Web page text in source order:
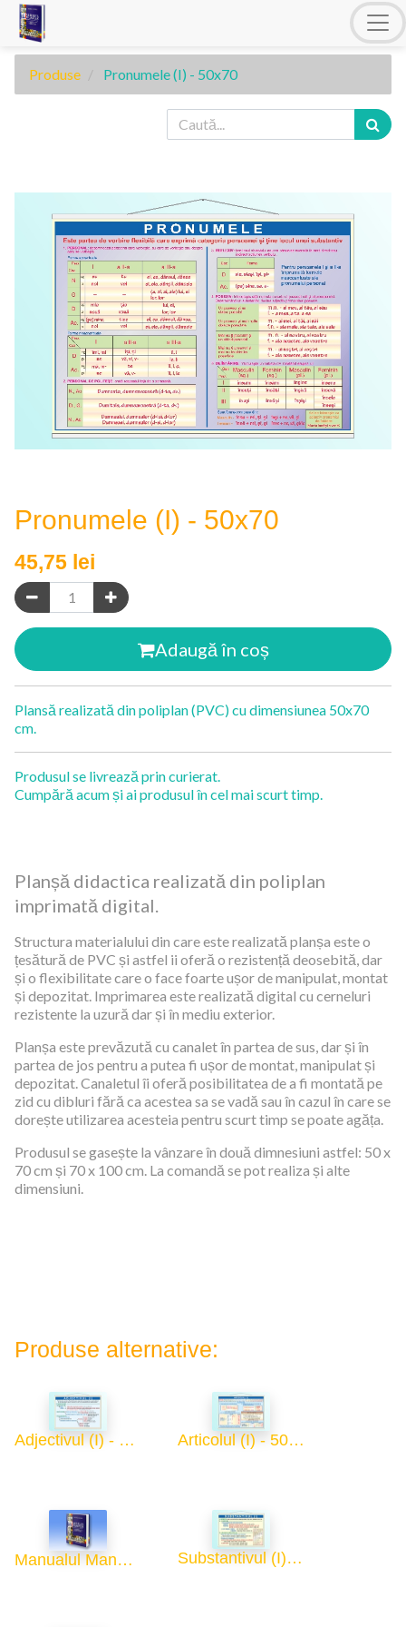
Produse Pronumele (I) - 50x70
Pronumele (I) - 50x70
45,75 lei
Adaugă în coș
Plansă realizată din poliplan (PVC) cu dimensiunea 50x70
cm.
Produsul se livrează prin curierat.
Cumpără acum și ai produsul în cel mai scurt timp.
Planșă didactica realizată din poliplan
imprimată digital.
Structura materialului din care este realizată planșa este o
țesătură de PVC și astfel ii oferă o rezistență deosebită, dar
și o flexibilitate care o face foarte ușor de manipulat, montat
și depozitat. Imprimarea este realizată digital cu cerneluri
rezistente la uzură dar și în mediu exterior.
Planșa este prevăzută cu canalet în partea de sus, dar și în
partea de jos pentru a putea fi ușor de montat, manipulat și
depozitat. Canaletul îi oferă posibilitatea de a fi montată pe
zid cu dibluri fără ca acestea sa se vadă sau în cazul în care se
dorește utilizarea acesteia pentru scurt timp se poate agăța.
Produsul se gasește la vânzare în două dimnesiuni astfel: 50 x
70 cm și 70 x 100 cm. La comandă se pot realiza și alte
dimensiuni.
Produse alternative:
Adjectivul (I) - 50x70 Articolul (I) - 50x70
Manualul Manualelor Substantivul (I) - 50x70